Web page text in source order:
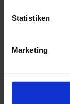
Statistiken
Marketing